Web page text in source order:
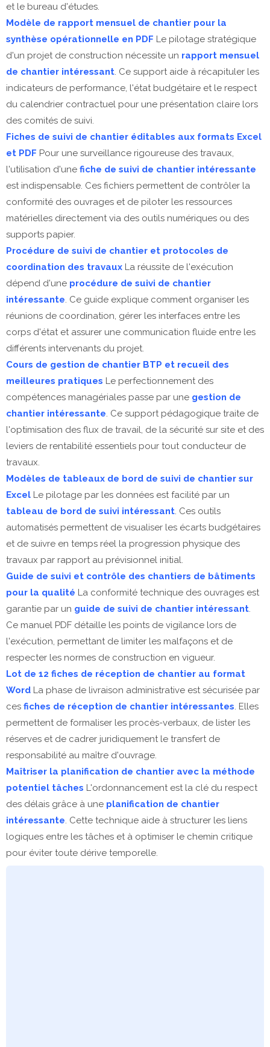
et le bureau d'études.
Modèle de rapport mensuel de chantier pour la
synthèse opérationnelle en PDF Le pilotage stratégique
d'un projet de construction nécessite un rapport mensuel
de chantier intéressant. Ce support aide à récapituler les
indicateurs de performance, l'état budgétaire et le respect
du calendrier contractuel pour une présentation claire lors
des comités de suivi.
Fiches de suivi de chantier éditables aux formats Excel
et PDF Pour une surveillance rigoureuse des travaux,
l'utilisation d'une fiche de suivi de chantier intéressante
est indispensable. Ces fichiers permettent de contrôler la
conformité des ouvrages et de piloter les ressources
matérielles directement via des outils numériques ou des
supports papier.
Procédure de suivi de chantier et protocoles de
coordination des travaux La réussite de l'exécution
dépend d'une procédure de suivi de chantier
intéressante. Ce guide explique comment organiser les
réunions de coordination, gérer les interfaces entre les
corps d'état et assurer une communication fluide entre les
différents intervenants du projet.
Cours de gestion de chantier BTP et recueil des
meilleures pratiques Le perfectionnement des
compétences managériales passe par une gestion de
chantier intéressante. Ce support pédagogique traite de
l'optimisation des flux de travail, de la sécurité sur site et des
leviers de rentabilité essentiels pour tout conducteur de
travaux.
Modèles de tableaux de bord de suivi de chantier sur
Excel Le pilotage par les données est facilité par un
tableau de bord de suivi intéressant. Ces outils
automatisés permettent de visualiser les écarts budgétaires
et de suivre en temps réel la progression physique des
travaux par rapport au prévisionnel initial.
Guide de suivi et contrôle des chantiers de bâtiments
pour la qualité La conformité technique des ouvrages est
garantie par un guide de suivi de chantier intéressant.
Ce manuel PDF détaille les points de vigilance lors de
l'exécution, permettant de limiter les malfaçons et de
respecter les normes de construction en vigueur.
Lot de 12 fiches de réception de chantier au format
Word La phase de livraison administrative est sécurisée par
ces fiches de réception de chantier intéressantes. Elles
permettent de formaliser les procès-verbaux, de lister les
réserves et de cadrer juridiquement le transfert de
responsabilité au maître d'ouvrage.
Maîtriser la planification de chantier avec la méthode
potentiel tâches L'ordonnancement est la clé du respect
des délais grâce à une planification de chantier
intéressante. Cette technique aide à structurer les liens
logiques entre les tâches et à optimiser le chemin critique
pour éviter toute dérive temporelle.